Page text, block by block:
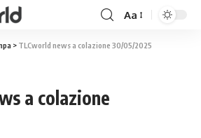
Aa
> TLCworld news a colazione 30/05/2025
a colazione